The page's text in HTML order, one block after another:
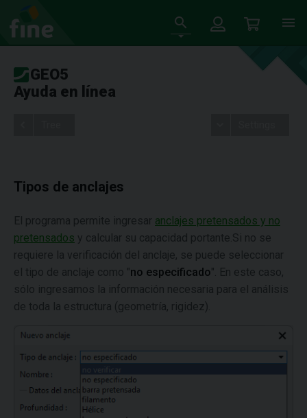
GEO5
Ayuda en línea
Tipos de anclajes
El programa permite ingresar anclajes pretensados y no
pretensados y calcular su capacidad portante.Si no se
requiere la verificación del anclaje, se puede seleccionar
el tipo de anclaje como "no especificado". En este caso,
sólo ingresamos la información necesaria para el análisis
de toda la estructura (geometría, rigidez).